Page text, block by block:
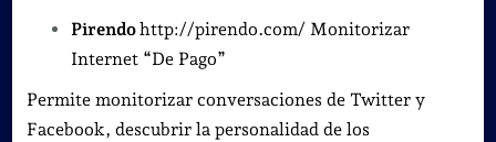
Pirendohttp://pirendo.com/ Monitorizar
Internet “De Pago”
Permite monitorizar conversaciones de Twitter y
Facebook, descubrir la personalidad de los